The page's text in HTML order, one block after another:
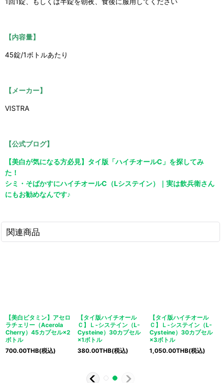
【内容量】
45錠/1ボトルあたり
【メーカー】
VISTRA
【公式ブログ】
【美白が気になる方必見】タイ版「ハイチオールC」を探してみ
た！
シミ・そばかすにハイチオールC（Lシステイン）｜実は飲兵衛さん
にもお勧めなんです♪
関連商品
【美白ビタミン】アセロ
ラチェリー（Acerola
Cherry）45カプセル×2
ボトル
700.00THB(税込)
【タイ版ハイチオール
Ｃ】Ｌ-システイン（L-
Cysteine）30カプセル
×1ボトル
380.00THB(税込)
【タイ版ハイチオール
Ｃ】Ｌ-システイン（L-
Cysteine）30カプセル
×3ボトル
1,050.00THB(税込)